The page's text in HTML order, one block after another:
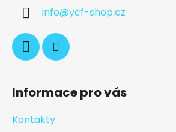
info@ycf-shop.cz
Informace pro vás
Kontakty